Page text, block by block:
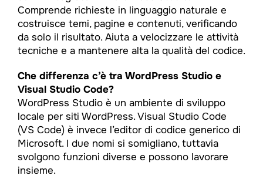
Comprende richieste in linguaggio naturale e
costruisce temi, pagine e contenuti, verificando
da solo il risultato. Aiuta a velocizzare le attività
tecniche e a mantenere alta la qualità del codice.
Che differenza c’è tra WordPress Studio e
Visual Studio Code?
WordPress Studio è un ambiente di sviluppo
locale per siti WordPress. Visual Studio Code
(VS Code) è invece l’editor di codice generico di
Microsoft. I due nomi si somigliano, tuttavia
svolgono funzioni diverse e possono lavorare
insieme.